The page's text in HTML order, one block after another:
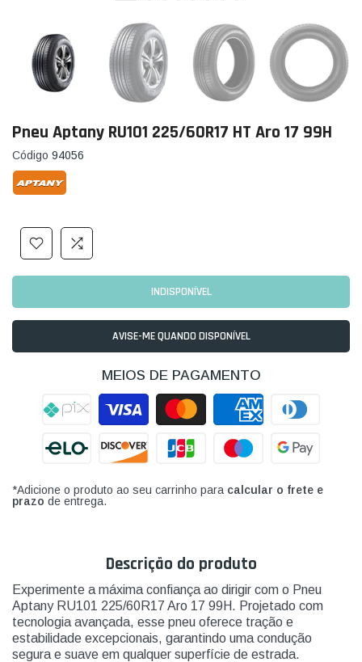
Pneu Aptany RU101 225/60R17 HT Aro 17 99H
Código 94056
INDISPONÍVEL
AVISE-ME QUANDO DISPONÍVEL
MEIOS DE PAGAMENTO
*Adicione o produto ao seu carrinho para calcular o frete e
prazo de entrega.
Descrição do produto
Experimente a máxima confiança ao dirigir com o Pneu
Aptany RU101 225/60R17 Aro 17 99H. Projetado com
tecnologia avançada, esse pneu oferece tração e
estabilidade excepcionais, garantindo uma condução
segura e suave em qualquer superfície de estrada.